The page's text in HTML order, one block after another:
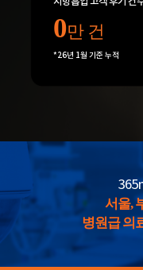
0만 건
*26년 1월 기준 누적
서울,
병원급 의